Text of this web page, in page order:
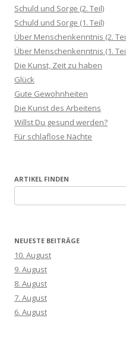
Schuld und Sorge (2. Teil)
Schuld und Sorge (1. Teil)
Über Menschenkenntnis (2.
Über Menschenkenntnis (1.
Die Kunst, Zeit zu haben
Glück
Gute Gewohnheiten
Die Kunst des Arbeitens
Willst Du gesund werden?
Für schlaflose Nächte
ARTIKEL FINDEN
u
h
e
n
a
c
h
NEUESTE BEITRÄGE
10. August
9. August
8. August
7. August
6. August